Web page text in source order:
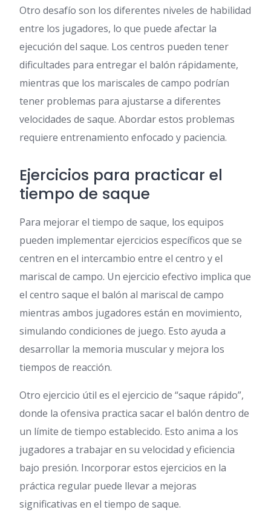
Otro desafío son los diferentes niveles de habilidad
entre los jugadores, lo que puede afectar la
ejecución del saque. Los centros pueden tener
dificultades para entregar el balón rápidamente,
mientras que los mariscales de campo podrían
tener problemas para ajustarse a diferentes
velocidades de saque. Abordar estos problemas
requiere entrenamiento enfocado y paciencia.
Ejercicios para practicar el
tiempo de saque
Para mejorar el tiempo de saque, los equipos
pueden implementar ejercicios específicos que se
centren en el intercambio entre el centro y el
mariscal de campo. Un ejercicio efectivo implica que
el centro saque el balón al mariscal de campo
mientras ambos jugadores están en movimiento,
simulando condiciones de juego. Esto ayuda a
desarrollar la memoria muscular y mejora los
tiempos de reacción.
Otro ejercicio útil es el ejercicio de “saque rápido”,
donde la ofensiva practica sacar el balón dentro de
un límite de tiempo establecido. Esto anima a los
jugadores a trabajar en su velocidad y eficiencia
bajo presión. Incorporar estos ejercicios en la
práctica regular puede llevar a mejoras
significativas en el tiempo de saque.